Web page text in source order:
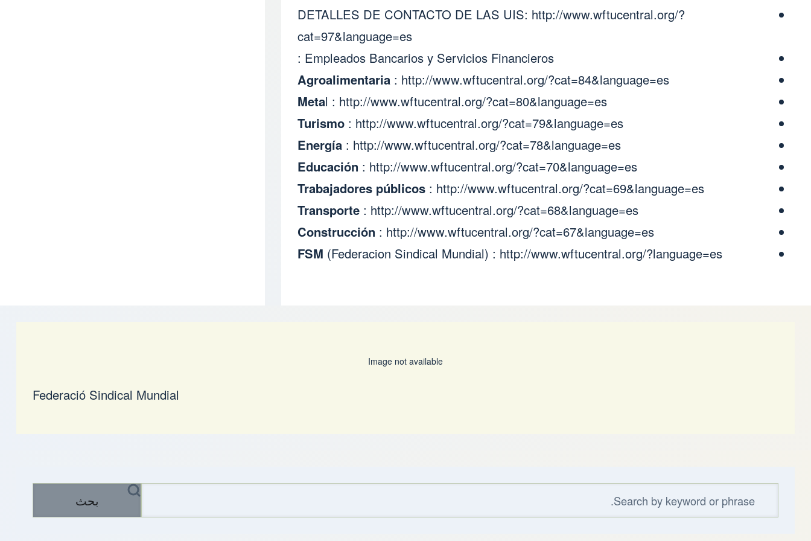
DETALLES DE CONTACTO DE LAS UIS: http://www.wftucentral.org/?
cat=97&language=es
Empleados Bancarios y Servicios Financieros :
Agroalimentaria : http://www.wftucentral.org/?cat=84&language=es
Metal : http://www.wftucentral.org/?cat=80&language=es
Turismo : http://www.wftucentral.org/?cat=79&language=es
Energía : http://www.wftucentral.org/?cat=78&language=es
Educación : http://www.wftucentral.org/?cat=70&language=es
Trabajadores públicos : http://www.wftucentral.org/?cat=69&language=es
Transporte : http://www.wftucentral.org/?cat=68&language=es
Construcción : http://www.wftucentral.org/?cat=67&language=es
FSM (Federacion Sindical Mundial) : http://www.wftucentral.org/?language=es
Image not available
Federació Sindical Mundial
بحث